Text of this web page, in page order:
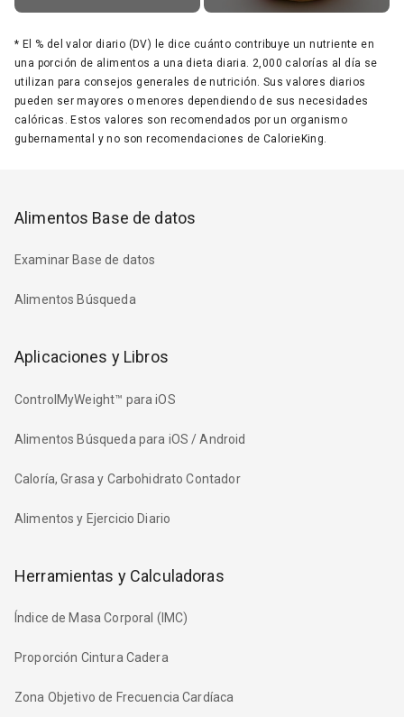
* El % del valor diario (DV) le dice cuánto contribuye un nutriente en
una porción de alimentos a una dieta diaria. 2,000 calorías al día se
utilizan para consejos generales de nutrición. Sus valores diarios
pueden ser mayores o menores dependiendo de sus necesidades
calóricas. Estos valores son recomendados por un organismo
gubernamental y no son recomendaciones de CalorieKing.
Alimentos Base de datos
Examinar Base de datos
Alimentos Búsqueda
Aplicaciones y Libros
ControlMyWeight™ para iOS
Alimentos Búsqueda para iOS / Android
Caloría, Grasa y Carbohidrato Contador
Alimentos y Ejercicio Diario
Herramientas y Calculadoras
Índice de Masa Corporal (IMC)
Proporción Cintura Cadera
Zona Objetivo de Frecuencia Cardíaca